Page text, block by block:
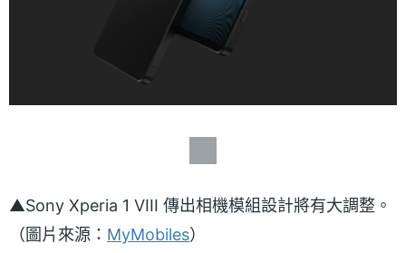
▲Sony Xperia 1 VIII 傳出相機模組設計將有大調整。
（圖片來源： MyMobiles）